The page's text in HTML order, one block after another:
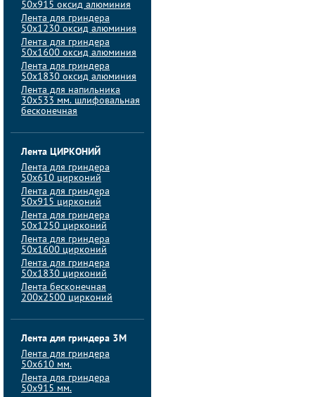
50х915 оксид алюминия
Лента для гриндера
50х1230 оксид алюминия
Лента для гриндера
50х1600 оксид алюминия
Лента для гриндера
50х1830 оксид алюминия
Лента для напильника
30х533 мм. шлифовальная
бесконечная
Лента ЦИРКОНИЙ
Лента для гриндера
50х610 цирконий
Лента для гриндера
50х915 цирконий
Лента для гриндера
50х1250 цирконий
Лента для гриндера
50х1600 цирконий
Лента для гриндера
50x1830 цирконий
Лента бесконечная
200х2500 цирконий
Лента для гриндера 3M
Лента для гриндера
50x610 мм.
Лента для гриндера
50x915 мм.